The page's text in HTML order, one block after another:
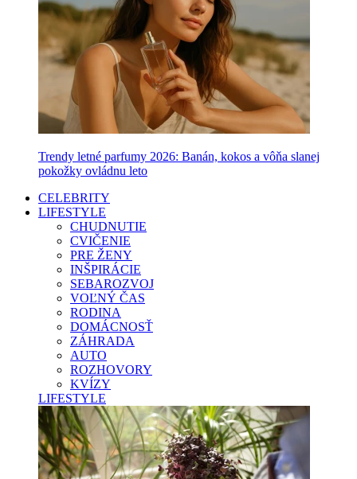
Trendy letné parfumy 2026: Banán, kokos a vôňa slanej
pokožky ovládnu leto
CELEBRITY
LIFESTYLE
CHUDNUTIE
CVIČENIE
PRE ŽENY
INŠPIRÁCIE
SEBAROZVOJ
VOĽNÝ ČAS
RODINA
DOMÁCNOSŤ
ZÁHRADA
AUTO
ROZHOVORY
KVÍZY
LIFESTYLE